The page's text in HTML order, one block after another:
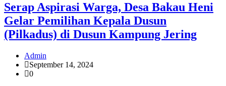
Serap Aspirasi Warga, Desa Bakau Heni
Gelar Pemilihan Kepala Dusun
(Pilkadus) di Dusun Kampung Jering
Admin
September 14, 2024
0